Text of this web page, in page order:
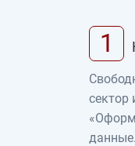
1
сектор
данные.